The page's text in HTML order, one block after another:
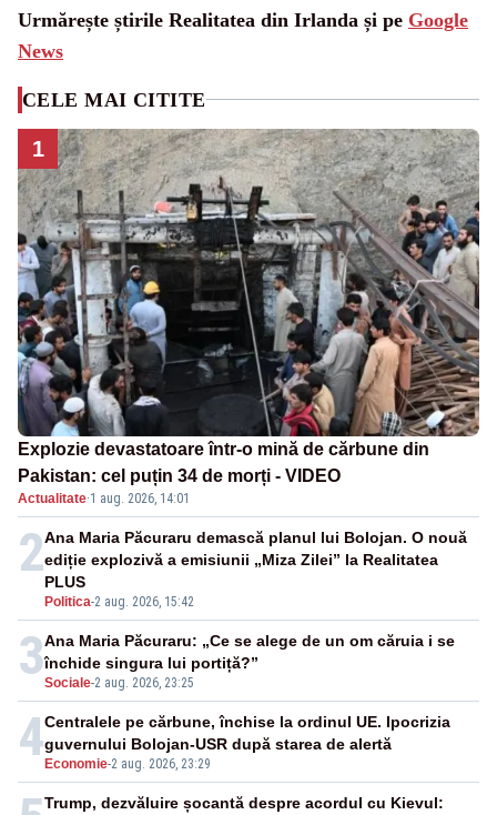
Urmărește știrile Realitatea din Irlanda și pe Google
News
CELE MAI CITITE
1
Explozie devastatoare într-o mină de cărbune din
Pakistan: cel puțin 34 de morți - VIDEO
Actualitate·1 aug. 2026, 14:01
2
Politica-2 aug. 2026, 15:42
Ana Maria Păcuraru demască planul lui Bolojan. O nouă
ediție explozivă a emisiunii „Miza Zilei” la Realitatea
PLUS
3Sociale-2 aug. 2026, 23:25
Ana Maria Păcuraru: „Ce se alege de un om căruia i se
închide singura lui portiță?”
4 Economie-2 aug. 2026, 23:29
Centralele pe cărbune, închise la ordinul UE. Ipocrizia
guvernului Bolojan-USR după starea de alertă
Trump, dezvăluire șocantă despre acordul cu Kievul: